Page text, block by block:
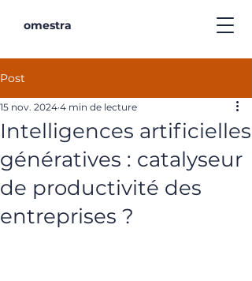
omestra
Post
Intelligences artificielles
génératives : catalyseur
de productivité des
entreprises ?
15 nov. 2024 4 min de lecture